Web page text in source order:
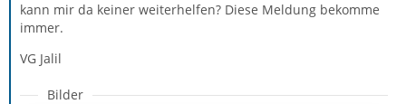
kann mir da keiner weiterhelfen? Diese Meldung bekomme
immer.
VG Jalil
Bilder